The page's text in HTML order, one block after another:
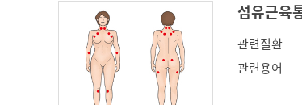
섬유근
관련질환
관련용어